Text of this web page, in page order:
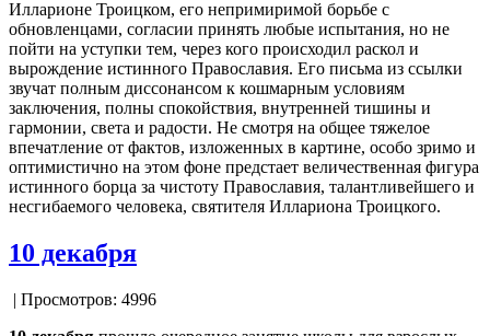
Илларионе Троицком, его непримиримой борьбе с
обновленцами, согласии принять любые испытания, но не
пойти на уступки тем, через кого происходил раскол и
вырождение истинного Православия. Его письма из ссылки
звучат полным диссонансом к кошмарным условиям
заключения, полны спокойствия, внутренней тишины и
гармонии, света и радости. Не смотря на общее тяжелое
впечатление от фактов, изложенных в картине, особо зримо и
оптимистично на этом фоне предстает величественная фигура
истинного борца за чистоту Православия, талантливейшего и
несгибаемого человека, святителя Иллариона Троицкого.
10 декабря
| Просмотров: 4996